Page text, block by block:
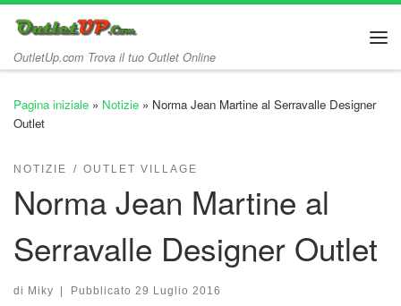
Passa al contenuto
OutletUp.com Trova il tuo Outlet Online
Pagina iniziale » Notizie » Norma Jean Martine al Serravalle Designer
Outlet
NOTIZIE OUTLET VILLAGE
Norma Jean Martine al
Serravalle Designer Outlet
di Miky | Pubblicato 29 Luglio 2016